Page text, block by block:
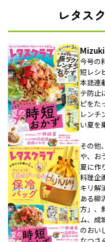
レタス
今号の
短レシ
本誌連
テ防止
ピをた
レンチ
い夏を
その他
や、お
夏に作
料理企
キリ解
ある柳
方」、
ム、成
のおい